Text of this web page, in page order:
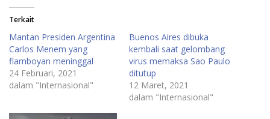
Terkait
Mantan Presiden Argentina
Carlos Menem yang
flamboyan meninggal
24 Februari, 2021
dalam "Internasional"
Buenos Aires dibuka
kembali saat gelombang
virus memaksa Sao Paulo
ditutup
12 Maret, 2021
dalam "Internasional"